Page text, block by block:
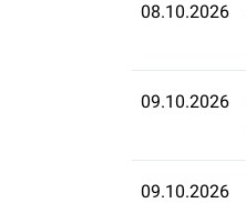
08.10.2026
09.10.2026
09.10.2026